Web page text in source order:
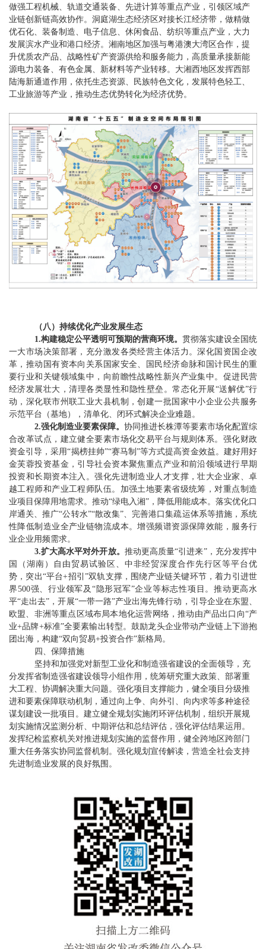
做强工程机械、轨道交通装备、先进计算等重点产业，引领区域产
业链创新链高效协作。 洞庭湖生态经济区对接长江经济带， 做精做
优石化、 装备制造、 电子信息、休闲食品、纺织等重点产业，大力
发展滨水产业和港口经济。 湘南地区加强与粤港澳大湾区合作， 提
升优质农产品、 战略性矿产资源供给和服务能力，高质量承接新能
源电力装备、有色金属、新材料等产业转移。 大湘西地区发挥西部
陆海新通道作用 ，依托生态资源、民族特色文化， 发展特色轻工、
工业旅游等产业， 推动生态优势转化为经济优势。
（八 ） 持续优化产业发展生态
1.构建稳定公平透明可预期的营商环境。 贯彻落实建设全国统
一大市场决策部署 ，充分激发各类经营主体活力。深化国资国企改
革，推动国有资本向关系国家安全、国民经济命脉和国计民生的重
要行业和关键领域集中，向前瞻性战略性新兴产业集中。促进民营
经济发展壮大，清理各类显性和隐性壁垒。常态化开展“送解优”行
动，深化联市州联工业大县机制，创建一批国家中小企业公共服务
示范平台（基地），清单化、闭环式解决企业难题。
2.强化制造业要素保障。 协同推进长株潭等要素市场化配置综
合改革试点，建立健全要素市场化交易平台与规则体系。强化财政
资金引导，采用“揭榜挂帅”“赛马制”等方式提高资金效益。建好用好
金芙蓉投资基金，引导社会资本聚焦重点产业和前沿领域进行早期
投资和长期资本注入。强化先进制造业人才支撑，壮大企业家、卓
越工程师和产业工程师队伍。加强土地要素省级统筹，对重点制造
业项目保障用地需求。推动“绿电入湘” ，降低用能成本。落实优化口
岸通关、推广“公转水”“散改集”、完善港口集疏运体系等措施，系统
性降低制造业全产业链物流成本。增强频谱资源保障效能，服务行
业企业用频需求。
3.扩大高水平对外开放。 推动更高质量“引进来”，充分发挥中
国（湖南）自 由 贸易试验区、中非经贸深度合作先行区等平台优
势，突出“平台+招引”双轨支撑，围绕产业链关键环节，着力引进世
界500强、行业领军及 “隐形冠军”企业等标志性项目。推动更高水
平“走出去” ，开展“一带一路”产业出海先锋行动，引导企业在东盟、
欧盟、非洲等重点区域布局本地化运营网络，推动由产品出口向“产
业+品牌+标准”全要素输出转型。鼓励龙头企业带动产业链上下游抱
团出海，构建“双向贸易+投资合作”新格局。
四、 保障措施
坚持和加强党对新型工业化和制造强省建设的全面领导，充
分发挥省制造强省建设领导小组作用，统筹研究重大政策、部署重
大工程、协调解决重大问题。强化项目支撑能力，健全项目分级推
进和要素保障联动机制，通过向上争、向外引、向内求等多种途径
谋划建设一批项目。建立健全规划实施闭环评估机制，组织开展规
划实施情况监测分析、中期评估和总结评估，强化评估结果运用。
发挥纪检监察机关对推进规划实施的监督作用，健全跨地区跨部门
重大任务落实协同监督机制。强化规划宣传解读，营造全社会支持
先进制造业发展的良好氛围 。